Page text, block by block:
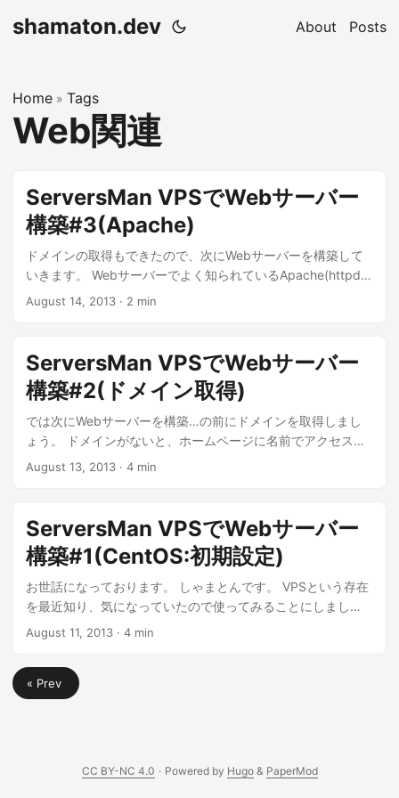
shamaton.dev About Posts
Home » Tags
Web関連
ServersMan VPSでWebサーバー
構築#3(Apache)
ドメインの取得もできたので、次にWebサーバーを構築して
いきます。 Webサーバーでよく知られているApache(httpd)
を導入します。 作業は初期設定同様、基本的にスーパーユー
August 14, 2013 · 2 min
ServersMan VPSでWebサーバー
構築#2(ドメイン取得)
では次にWebサーバーを構築…の前にドメインを取得しまし
ょう。 ドメインがないと、ホームページに名前でアクセスす
ることができません。 私の環境は、有料ドメインを使用せ
う。 ここで、VPSのサーバーのIPアドレスをieServerに通知
してやる必要があります。 DiCEという、IPが変更された時に
通知するサービスを利用します。 VPSなので、基本IPは固定
ですが、使用しても問題ありません。 以下、インストールと
設定手順です。 作業は基本的にスーパーユーザ(su)で行いま
す。 ...
August 13, 2013 · 4 min
ServersMan VPSでWebサーバー
構築#1(CentOS:初期設定)
お世話になっております。 しゃまとんです。 VPSという存在
を最近知り、気になっていたので使ってみることにしまし
た。 さくらなどVPSのサービスは色々とありますが、なるべ
した。 契約したサービスはEntryプランなので、設定するため
にCUIを使って構築していきます。 ※今なら１ヶ月無料キャン
ペーンやってるそうです！(2013/08/01〜2013/09/30) 自分
August 11, 2013 · 4 min
« Prev
CC BY-NC 4.0 · Powered by Hugo& PaperMod